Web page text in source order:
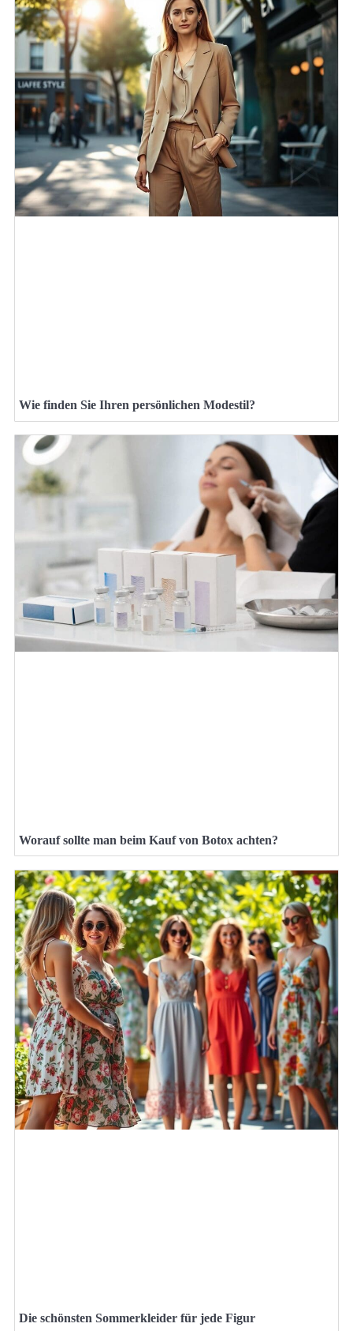
Wie finden Sie Ihren persönlichen Modestil?
Worauf sollte man beim Kauf von Botox achten?
Die schönsten Sommerkleider für jede Figur